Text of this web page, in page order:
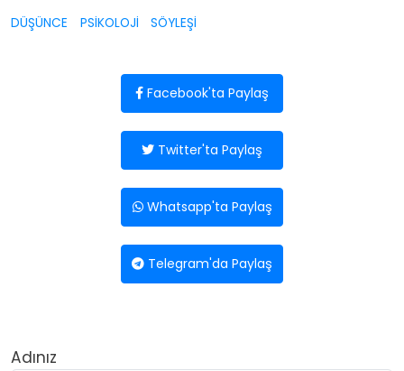
DÜŞÜNCE PSİKOLOJİ SÖYLEŞİ
Facebook'ta Paylaş
Twitter'ta Paylaş
Whatsapp'ta Paylaş
Telegram'da Paylaş
Adınız